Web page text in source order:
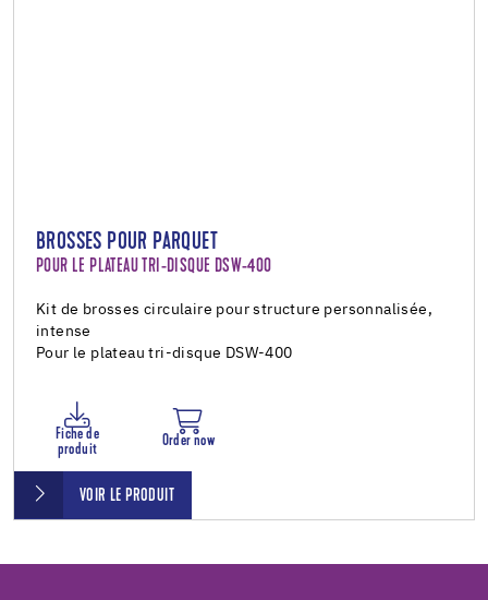
BROSSES POUR PARQUET
POUR LE PLATEAU TRI-DISQUE DSW-400
Kit de brosses circulaire pour structure personnalisée,
intense
Pour le plateau tri-disque DSW-400
Fiche de
produit
Order now
VOIR LE PRODUIT